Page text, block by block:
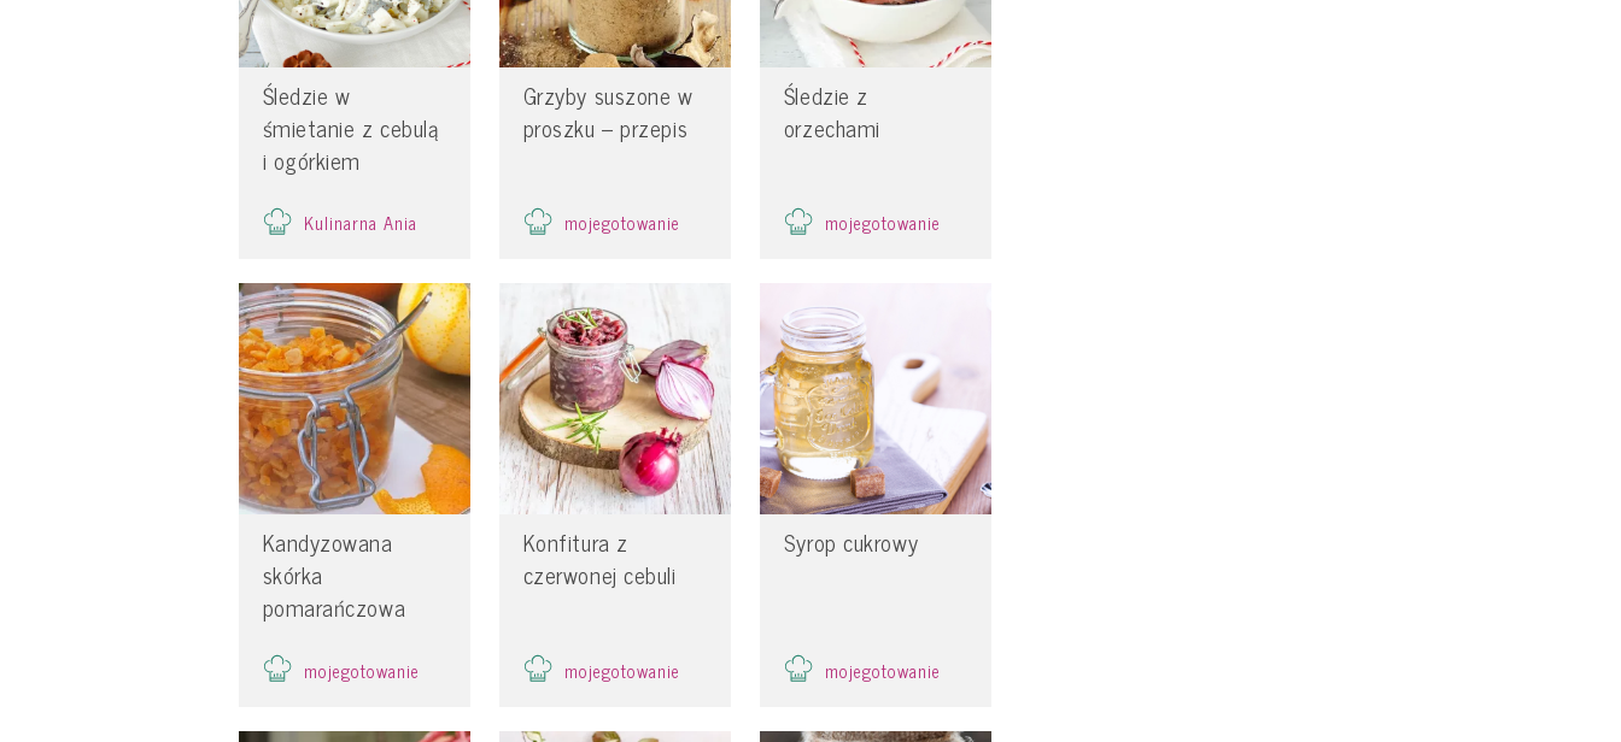
Śledzie w
śmietanie z cebulą
i ogórkiem
Kulinarna Ania
Grzyby suszone w
proszku – przepis
mojegotowanie
Śledzie z
orzechami
mojegotowanie
Kandyzowana
skórka
pomarańczowa
mojegotowanie
Konfitura z
czerwonej cebuli
mojegotowanie
Syrop cukrowy
mojegotowanie